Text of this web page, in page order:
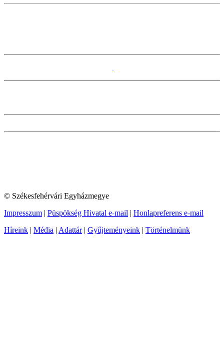
© Székesfehérvári Egyházmegye
Impresszum | Püspökség Hivatal e-mail | Honlapreferens e-mail
Híreink | Média | Adattár| Gyűjteményeink | Történelmünk